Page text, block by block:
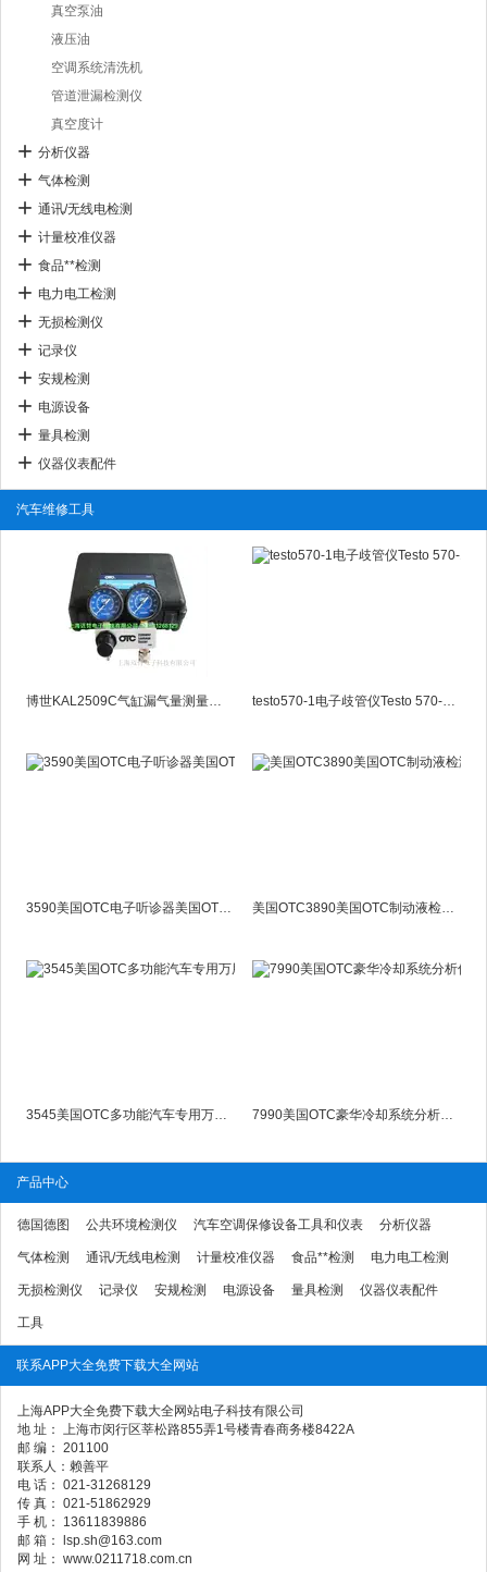
真空泵油
液压油
空调系统清洗机
管道泄漏检测仪
真空度计
分析仪器
气体检测
通讯/无线电检测
计量校准仪器
食品**检测
电力电工检测
无损检测仪
记录仪
安规检测
电源设备
量具检测
仪器仪表配件
汽车维修工具
博世KAL2509C气缸漏气量测量仪OTC5609C压力表测试仪博世5609C testo570-1电子歧管仪Testo 570-1电子压力表组
3590美国OTC电子听诊器美国OTC3590 美国OTC3890美国OTC制动液检测器3890
3545美国OTC多功能汽车专用万用表OTC3545 7990美国OTC豪华冷却系统分析仪美国OTC7990
产品中心
德国德图 公共环境检测仪 汽车空调保修设备工具和仪表 分析仪器
气体检测 通讯/无线电检测 计量校准仪器 食品**检测 电力电工检测
无损检测仪 记录仪 安规检测 电源设备 量具检测 仪器仪表配件
工具
联系APP大全免费下载大全网站
上海APP大全免费下载大全网站电子科技有限公司
地 址： 上海市闵行区莘松路855弄1号楼青春商务楼8422A
邮 编： 201100
联系人：赖善平
电 话： 021-31268129
传 真： 021-51862929
手 机： 13611839886
邮 箱： lsp.sh@163.com
网 址： www.0211718.com.cn